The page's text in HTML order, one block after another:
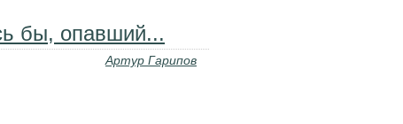
бы, опавший...
Артур Гарипов